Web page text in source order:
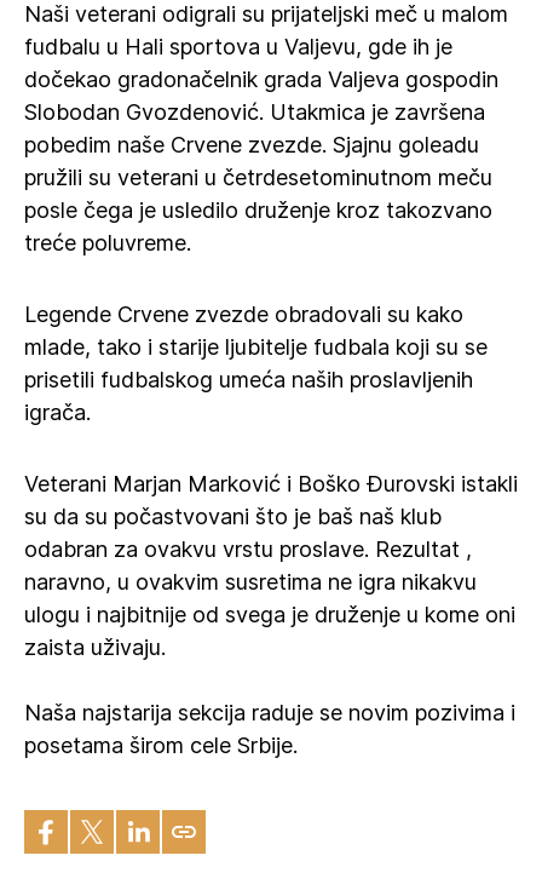
Naši veterani odigrali su prijateljski meč u malom
fudbalu u Hali sportova u Valjevu, gde ih je
dočekao gradonačelnik grada Valjeva gospodin
Slobodan Gvozdenović. Utakmica je završena
pobedim naše Crvene zvezde. Sjajnu goleadu
pružili su veterani u četrdesetominutnom meču
posle čega je usledilo druženje kroz takozvano
treće poluvreme.
Legende Crvene zvezde obradovali su kako
mlade, tako i starije ljubitelje fudbala koji su se
prisetili fudbalskog umeća naših proslavljenih
igrača.
Veterani Marjan Marković i Boško Đurovski istakli
su da su počastvovani što je baš naš klub
odabran za ovakvu vrstu proslave. Rezultat ,
naravno, u ovakvim susretima ne igra nikakvu
ulogu i najbitnije od svega je druženje u kome oni
zaista uživaju.
Naša najstarija sekcija raduje se novim pozivima i
posetama širom cele Srbije.